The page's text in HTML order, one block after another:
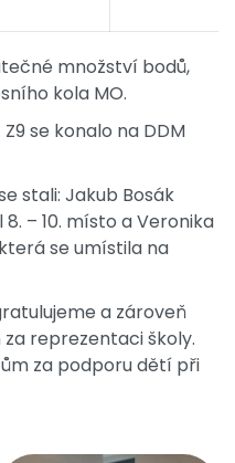
množství bodů,
kola MO.
se konalo na DDM
stali: Jakub Bosák
– 10. místo a Veronika
se umístila na
a zároveň
reprezentaci školy.
za podporu dětí při